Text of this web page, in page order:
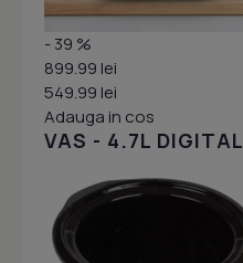
- 39 %
899.99 lei
549.99 lei
Adauga in cos
VAS - 4.7L DIGITAL